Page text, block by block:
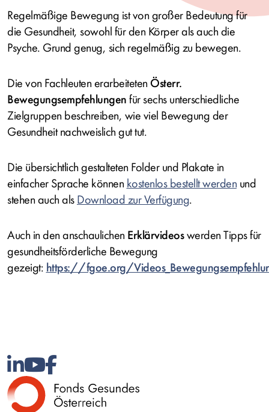
Regelmäßige Bewegung ist von großer Bedeutung für
die Gesundheit, sowohl für den Körper als auch die
Psyche. Grund genug, sich regelmäßig zu bewegen.
Die von Fachleuten erarbeiteten Österr.
Bewegungsempfehlungen für sechs unterschiedliche
Zielgruppen beschreiben, wie viel Bewegung der
Gesundheit nachweislich gut tut.
Die übersichtlich gestalteten Folder und Plakate in
einfacher Sprache können kostenlos bestellt werden und
stehen auch als Download zur Verfügung.
Auch in den anschaulichen Erklärvideoswerden Tipps für
gesundheitsförderliche Bewegung
gezeigt: https://fgoe.org/